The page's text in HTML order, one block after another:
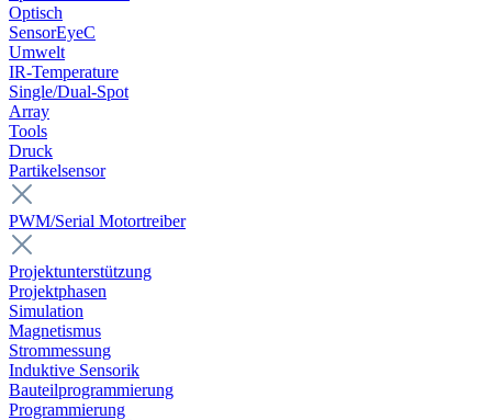
Optisch
SensorEyeC
Umwelt
IR-Temperature
Single/Dual-Spot
Array
Tools
Druck
Partikelsensor
PWM/Serial Motortreiber
Projektunterstützung
Projektphasen
Simulation
Magnetismus
Strommessung
Induktive Sensorik
Bauteilprogrammierung
Programmierung